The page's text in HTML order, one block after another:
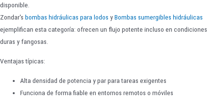
disponible.
Zondar's bombas hidráulicas para lodos yBombas sumergibles hidráulicas
ejemplifican esta categoría: ofrecen un flujo potente incluso en condiciones
duras y fangosas.
Ventajas típicas:
Alta densidad de potencia y par para tareas exigentes
Funciona de forma fiable en entornos remotos o móviles